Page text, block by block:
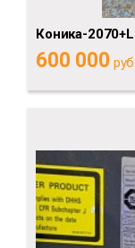
Коника-
600 000 руб.